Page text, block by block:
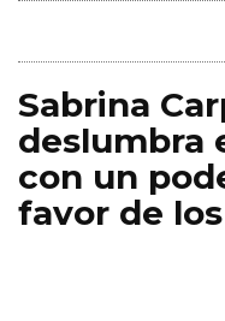
Sabrina
deslumbra
con un
favor de